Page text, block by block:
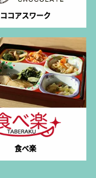
ココアスワーク
食べ楽